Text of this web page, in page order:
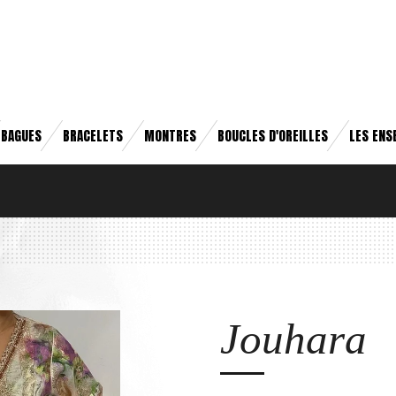
BAGUES BRACELETS MONTRES BOUCLES D'OREILLES LES
Jouhara